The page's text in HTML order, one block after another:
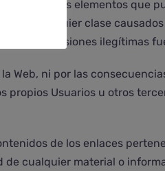
u otros elementos que
de cualquier clase
intromisiones ilegítimas
Web, ni por las
Usuarios u otros
de los enlaces
cualquier material o